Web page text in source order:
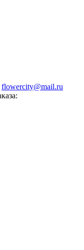
flowercity@mail.ru